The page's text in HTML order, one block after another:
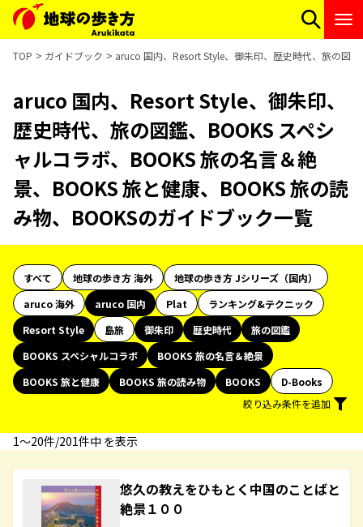
TOP ガイドブック aruco 国内、Resort Style、御朱印、歴史時代、旅の図
aruco 国内、Resort Style、御朱印、
歴史時代、旅の図鑑、BOOKS スペシ
ャルコラボ、BOOKS 旅の名言＆絶
景、BOOKS 旅と健康、BOOKS 旅の読
み物、BOOKSのガイドブック一覧
すべて 地球の歩き方 海外
地球の歩き方 Jシリーズ（国内）
aruco 海外
aruco 国内 Plat
ランキング&テクニック
Resort Style
島旅 御朱印 歴史時代
旅の図鑑
BOOKS スペシャルコラボ
BOOKS 旅の名言＆絶景
BOOKS 旅と健康
BOOKS 旅の読み物 BOOKS
D-Books
絞り込み条件を追加
1〜20件/201件中 を表示
悠久の教えをひもとく中国のことばと
絶景１００